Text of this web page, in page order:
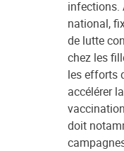
infections.
national,
de lutte
chez les
les efforts
accélérer
doit